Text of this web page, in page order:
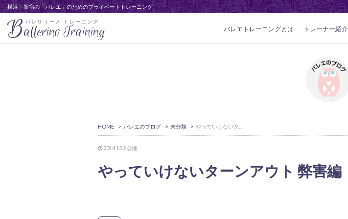
横浜・新宿の「バレエ」のためのプライベートトレーニング
バレリィーノ トレーニング
Ballerino Training バレエトレーニングとは トレーナー紹介
HOME > バレエのブログ > 未分類 >
2014.12.2公開
やっていけないターンアウト 弊害編